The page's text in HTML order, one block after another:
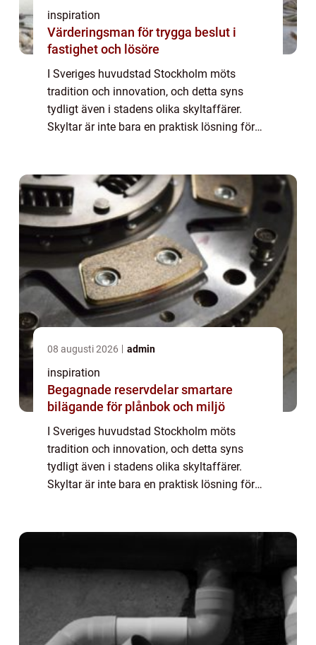
inspiration
Värderingsman för trygga beslut i
fastighet och lösöre
I Sveriges huvudstad Stockholm möts
tradition och innovation, och detta syns
tydligt även i stadens olika skyltaffärer.
Skyltar är inte bara en praktisk lösning för
08 augusti 2026 admin
inspiration
Begagnade reservdelar smartare
bilägande för plånbok och miljö
I Sveriges huvudstad Stockholm möts
tradition och innovation, och detta syns
tydligt även i stadens olika skyltaffärer.
Skyltar är inte bara en praktisk lösning för